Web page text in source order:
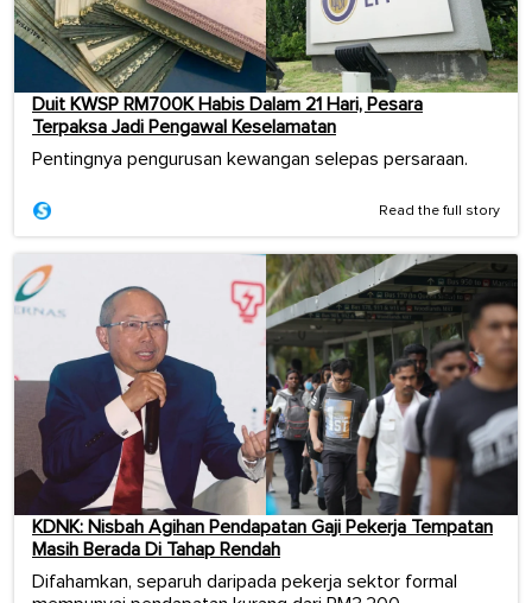
Duit KWSP RM700K Habis Dalam 21 Hari, Pesara
Terpaksa Jadi Pengawal Keselamatan
Pentingnya pengurusan kewangan selepas persaraan.
Read the full story
KDNK: Nisbah Agihan Pendapatan Gaji Pekerja Tempatan
Masih Berada Di Tahap Rendah
Difahamkan, separuh daripada pekerja sektor formal